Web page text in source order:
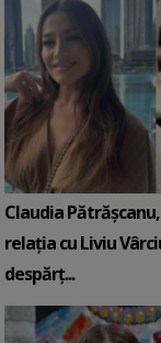
Claudia
relația cu Liviu
despărț...